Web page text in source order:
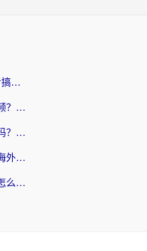
咪咕在海外怎么看直播？3步搞定地域限制，还能畅看腾讯视频与国内热剧
迪拜网络为什么微信不能视频？海外党必看的回国加速全攻略
在国外能正常使用国内软件吗？海外党亲测有效的无缝访问指南
哔哩哔哩在国外怎么看番？海外党追剧看片的终极解决方案
在国外想看爱奇艺版权限制怎么办？海外华人必看的追剧自由指南